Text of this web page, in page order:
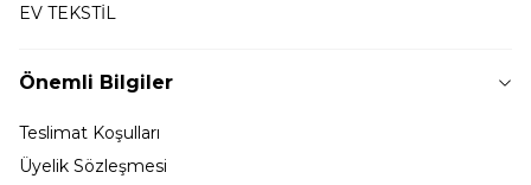
EV TEKSTİL
Önemli Bilgiler
Teslimat Koşulları
Üyelik Sözleşmesi